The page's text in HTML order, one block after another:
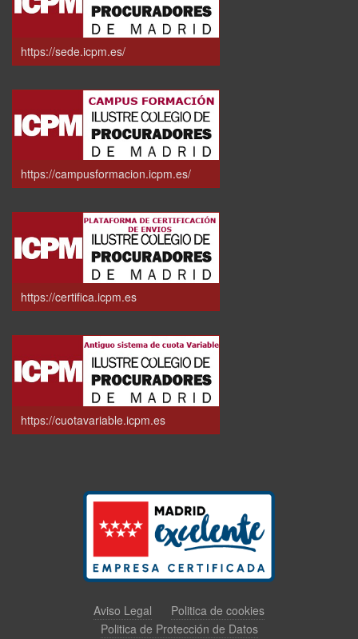
https://sede.icpm.es/
https://campusformacion.icpm.es/
https://certifica.icpm.es
https://cuotavariable.icpm.es
Aviso Legal
Politica de cookies
Politica de Protección de Datos